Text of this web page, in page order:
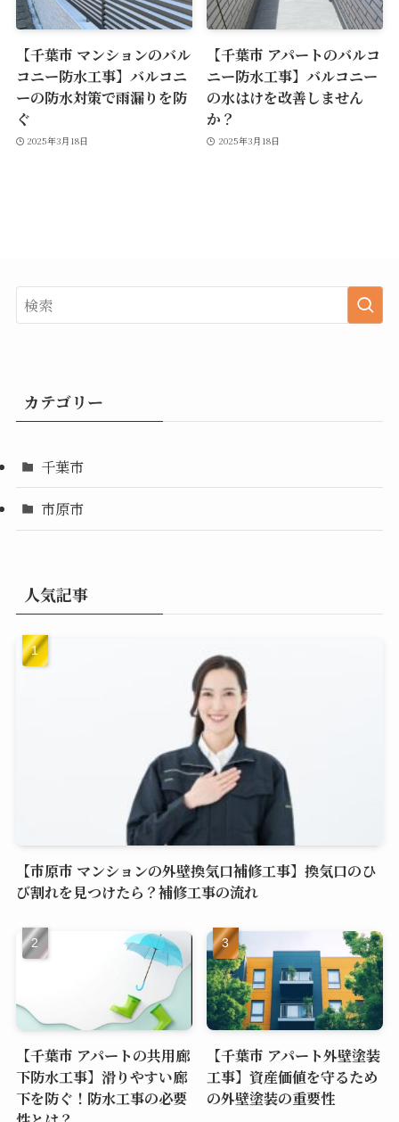
【千葉市 マンションのバル
コニー防水工事】バルコニ
ーの防水対策で雨漏りを防
ぐ
2025年3月18日
【千葉市 アパートのバルコ
ニー防水工事】バルコニー
の水はけを改善しません
か？
2025年3月18日
カテゴリー
千葉市
市原市
人気記事
【市原市 マンションの外壁換気口補修工事】換気口のひ
び割れを見つけたら？補修工事の流れ
【千葉市 アパートの共用廊
下防水工事】滑りやすい廊
下を防ぐ！防水工事の必要
【千葉市 アパート外壁塗装
工事】資産価値を守るため
の外壁塗装の重要性